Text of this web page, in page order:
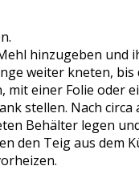
hinzugeben und
weiter kneten,
mit einer Folie oder
stellen. Nach
Behälter legen
den Teig aus dem